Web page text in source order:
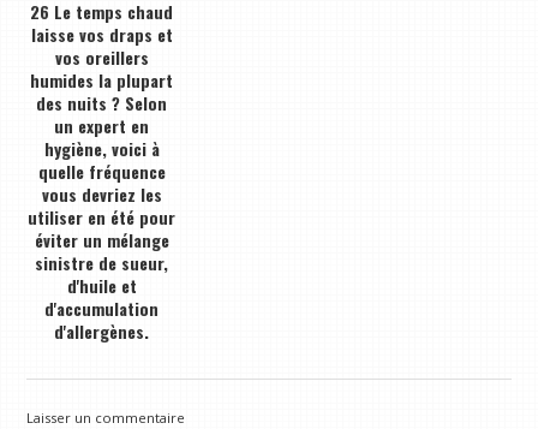
26 Le temps chaud
laisse vos draps et
vos oreillers
humides la plupart
des nuits ? Selon
un expert en
hygiène, voici à
quelle fréquence
vous devriez les
utiliser en été pour
éviter un mélange
sinistre de sueur,
d'huile et
d'accumulation
d'allergènes.
Laisser un commentaire